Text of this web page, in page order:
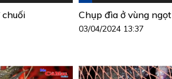
Chụp đìa ở vùng ngọt
03/04/2024 13:37